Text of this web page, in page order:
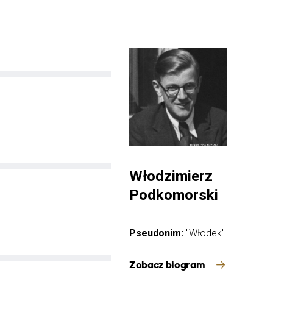
Włodzimierz
Podkomorski
Pseudonim: "Włodek"
Zobacz biogram